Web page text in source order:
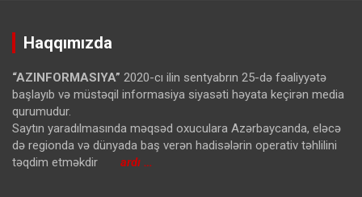
Haqqımızda
“AZINFORMASIYA” 2020-cı ilin sentyabrın 25-də fəaliyyətə
başlayıb və müstəqil informasiya siyasəti həyata keçirən media
qurumudur.
Saytın yaradılmasında məqsəd oxuculara Azərbaycanda, eləcə
də regionda və dünyada baş verən hadisələrin operativ təhlilini
təqdim etməkdir ardı …